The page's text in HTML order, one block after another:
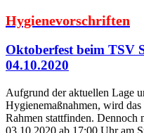
Hygienevorschriften
Oktoberfest beim TSV
04.10.2020
Aufgrund der aktuellen Lage
Hygienemaßnahmen, wird
Rahmen stattfinden. Dennoch
03.10.2020 ab 17:00 Uhr am